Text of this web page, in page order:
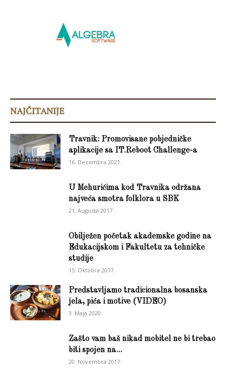
NAJČITANIJE
Travnik: Promovisane pobjedničke
aplikacije sa IT.Reboot Challenge-a
16. Decembra 2021.
U Mehurićima kod Travnika održana
najveća smotra folklora u SBK
21. Augusta 2017.
Obilježen početak akademske godine na
Edukacijskom i Fakultetu za tehničke
studije
15. Oktobra 2017.
Predstavljamo tradicionalna bosanska
jela, pića i motive (VIDEO)
3. Maja 2020.
Zašto vam baš nikad mobitel ne bi trebao
biti spojen na...
20. Novembra 2017.